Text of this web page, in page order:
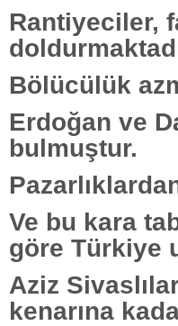
Rantiyeciler,
Bölücülük
Erdoğan ve
bulmuştur.
Ve bu kara
göre Türkiye
Aziz
kenarına